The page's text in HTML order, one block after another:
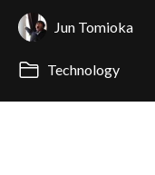
Jun Tomioka
Technology